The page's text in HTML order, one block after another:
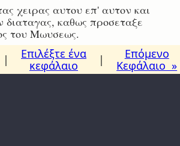
χειρας αυτου επ' αυτον και
διαταγας, καθως προσεταξε
του Μωυσεως.
Επιλέξτε ένα
κεφάλαιο
|
Επόμενο
Κεφάλαιο »